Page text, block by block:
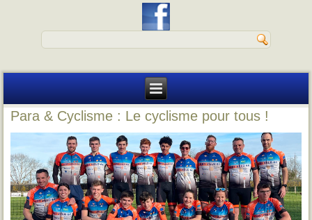
Para & Cyclisme : Le cyclisme pour tous !